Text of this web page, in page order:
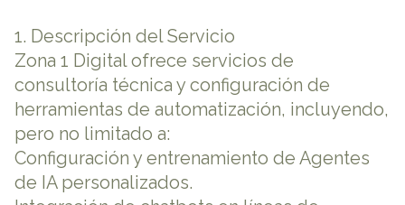
1. Descripción del Servicio
Zona 1 Digital ofrece servicios de
consultoría técnica y configuración de
herramientas de automatización, incluyendo,
pero no limitado a:
Configuración y entrenamiento de Agentes
de IA personalizados.